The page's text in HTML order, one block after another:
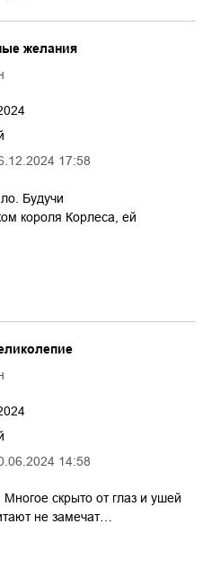
17:58
желания
Будучи
короля Корлеса, ей
14:58
скрыто от глаз и ушей
не замечат…